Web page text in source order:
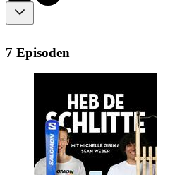
7 Episoden